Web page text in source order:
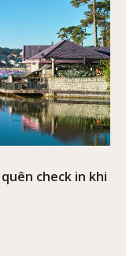
check in khi